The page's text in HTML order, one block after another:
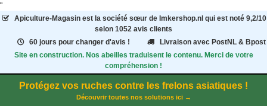
"
Apiculture-Magasinest la société sœur de Imkershop.nl qui est noté 9,2/10
selon 1052 avis clients
60 jours pour changer d'avis !
Livraison avec PostNL & Bpost
Site en construction. Nos abeilles traduisent le contenu. Merci de votre
compréhension !
Protégez vos ruches contre les frelons asiatiques !
Découvrir toutes nos solutions ici →